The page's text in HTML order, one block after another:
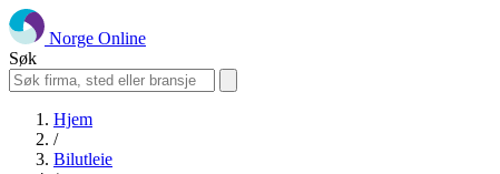
Norge Online
Søk
Hjem
/
Bilutleie